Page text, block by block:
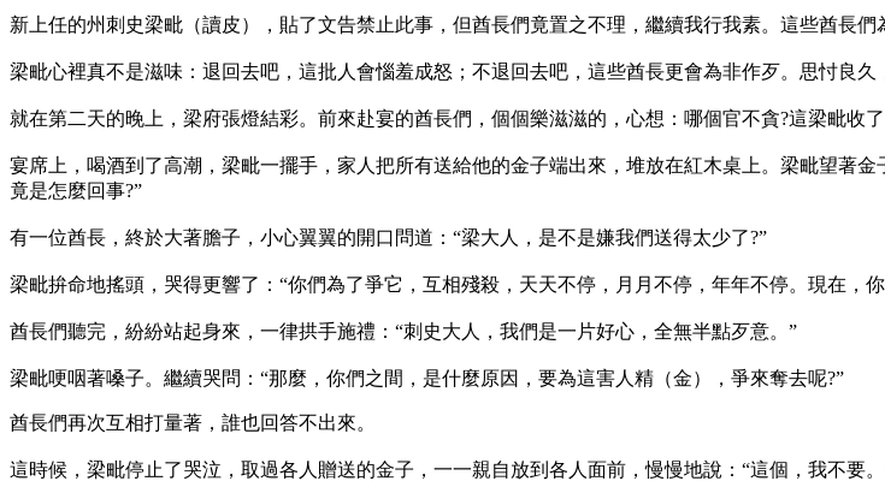
新上任的州刺史梁毗（讀皮），貼了文告禁止此事，但酋長們竟置之不理，繼續我行我素。這些酋長
梁毗心裡真不是滋味：退回去吧，這批人會惱羞成怒；不退回去吧，這些酋長更會為非作歹。思忖良
就在第二天的晚上，梁府張燈結彩。前來赴宴的酋長們，個個樂滋滋的，心想：哪個官不貪?這梁毗收
宴席上，喝酒到了高潮，梁毗一擺手，家人把所有送給他的金子端出來，堆放在紅木桌上。梁毗望著
竟是怎麼回事?”
有一位酋長，終於大著膽子，小心翼翼的開口問道：“梁大人，是不是嫌我們送得太少了?”
梁毗拚命地搖頭，哭得更響了：“你們為了爭它，互相殘殺，天天不停，月月不停，年年不停。現在，
酋長們聽完，紛紛站起身來，一律拱手施禮：“刺史大人，我們是一片好心，全無半點歹意。”
梁毗哽咽著嗓子。繼續哭問：“那麼，你們之間，是什麼原因，要為這害人精（金），爭來奪去呢?”
酋長們再次互相打量著，誰也回答不出來。
這時候，梁毗停止了哭泣，取過各人贈送的金子，一一親自放到各人面前，慢慢地說：“這個，我不要